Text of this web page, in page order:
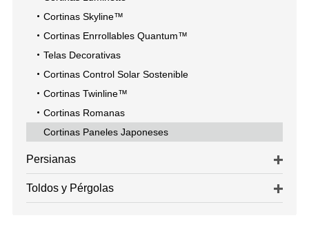
Cortinas Skyline™
Cortinas Enrrollables Quantum™
Telas Decorativas
Cortinas Control Solar Sostenible
Cortinas Twinline™
Cortinas Romanas
Cortinas Paneles Japoneses
Persianas
Toldos y Pérgolas